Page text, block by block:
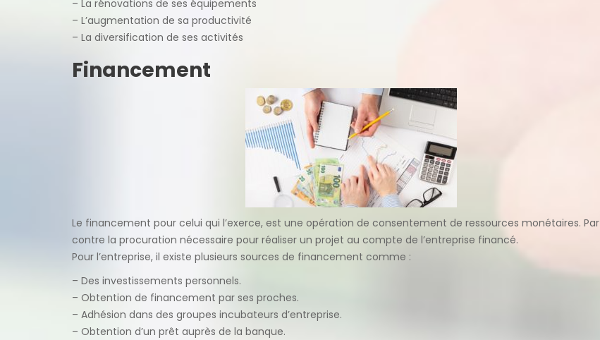
– La rénovations de ses équipements
– L’augmentation de sa productivité
– La diversification de ses activités
Financement
Le financement pour celui qui l’exerce, est une opération de consentement de ressources monétaires. Par
contre la procuration nécessaire pour réaliser un projet au compte de l’entreprise financé.
Pour l’entreprise, il existe plusieurs sources de financement comme :
– Des investissements personnels.
– Obtention de financement par ses proches.
– Adhésion dans des groupes incubateurs d’entreprise.
– Obtention d’un prêt auprès de la banque.